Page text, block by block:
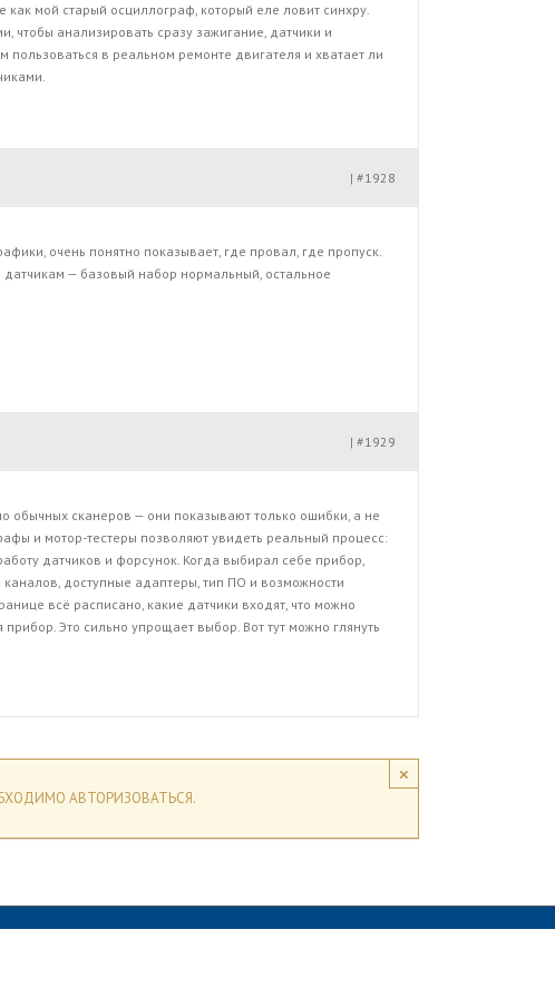
мой старый осциллограф, который еле ловит синхру.
чтобы анализировать сразу зажигание, датчики и
пользоваться в реальном ремонте двигателя и хватает ли
#1928
|
очень понятно показывает, где провал, где пропуск.
— базовый набор нормальный, остальное
#1929
|
обычных сканеров — они показывают только ошибки, а не
и мотор-тестеры позволяют увидеть реальный процесс:
датчиков и форсунок. Когда выбирал себе прибор,
доступные адаптеры, тип ПО и возможности
всё расписано, какие датчики входят, что можно
Это сильно упрощает выбор. Вот тут можно глянуть
×
АВТОРИЗОВАТЬСЯ.